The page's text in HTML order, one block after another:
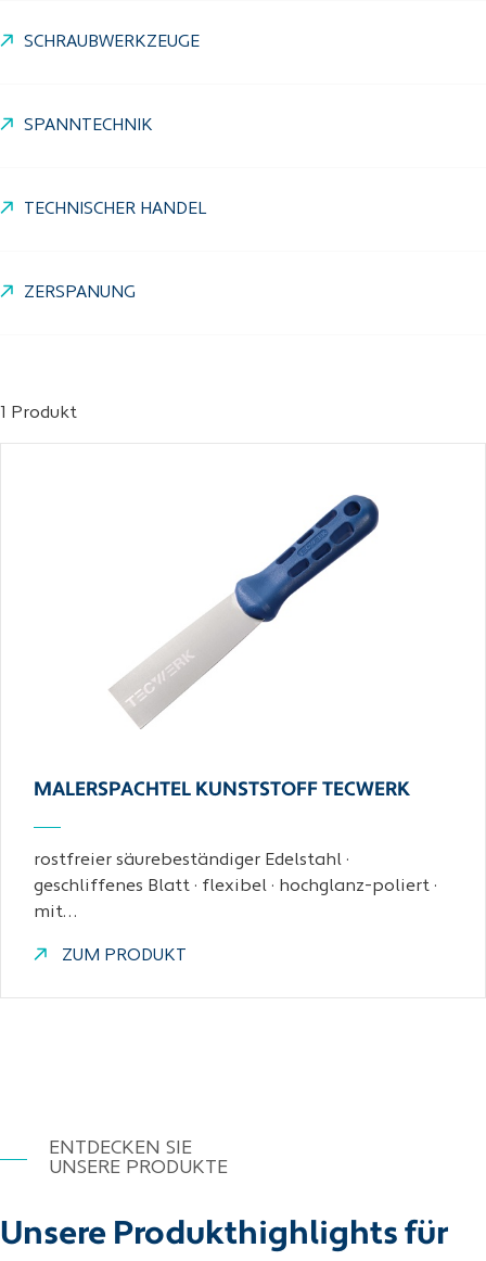
SCHRAUBWERKZEUGE
SPANNTECHNIK
TECHNISCHER HANDEL
ZERSPANUNG
1 Produkt
MALERSPACHTEL KUNSTSTOFF TECWERK
rostfreier säurebeständiger Edelstahl ·
geschliffenes Blatt · flexibel · hochglanz-poliert ·
mit…
ZUM PRODUKT
ENTDECKEN SIE
UNSERE PRODUKTE
Unsere Produkthighlights für